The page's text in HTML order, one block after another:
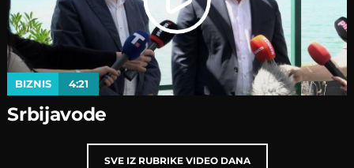
BIZNIS 4:21
Srbijavode
SVE IZ RUBRIKE VIDEO DANA